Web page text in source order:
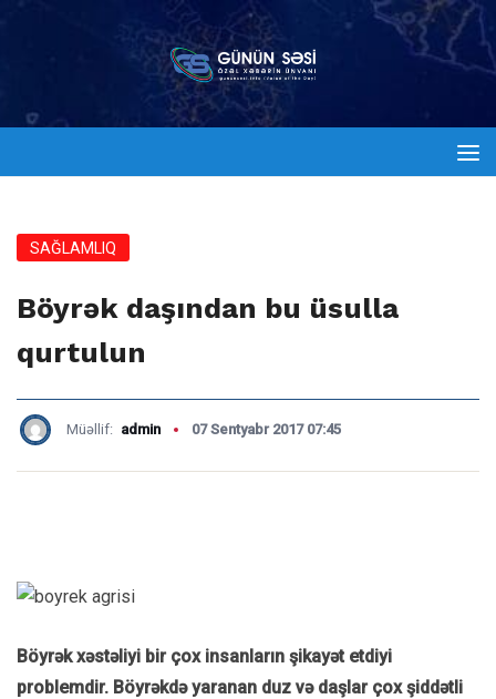
SAĞLAMLIQ
Böyrək daşından bu üsulla
qurtulun
Müəllif: admin 07 Sentyabr 2017 07:45
Böyrək xəstəliyi bir çox insanların şikayət etdiyi
problemdir. Böyrəkdə yaranan duz və daşlar çox şiddətli